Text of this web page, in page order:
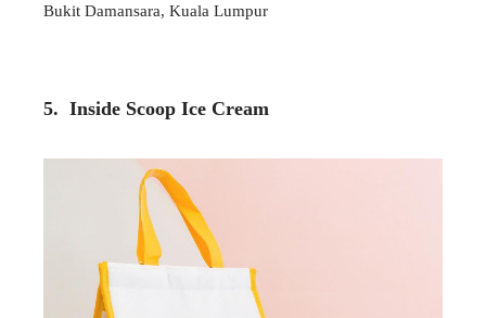
Bukit Damansara, Kuala Lumpur
5. Inside Scoop Ice Cream